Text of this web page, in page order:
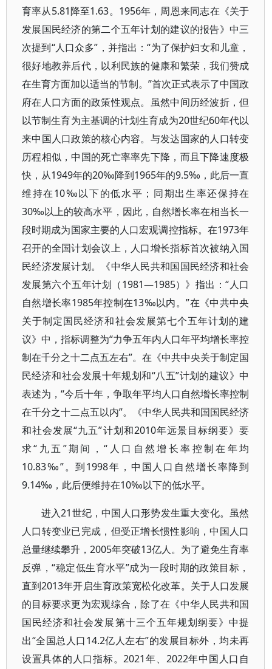
育率从5.81降至1.63。1956年，周恩来同志在《关于
发展国民经济的第二个五年计划的建议的报告》中三
次提到“人口众多”，并指出：“为了保护妇女和儿童，
很好地教养后代，以利民族的健康和繁荣，我们赞成
在生育方面加以适当的节制。”首次正式表示了中国政
府在人口方面的政策性观点。虽然中间历经波折，但
以节制生育为主基调的计划生育成为20世纪60年代以
来中国人口政策的核心内容。与发达国家的人口转变
历程相似，中国的死亡率率先下降，而且下降速度极
快，从1949年的20‰降到1965年的9.5‰，此后一直
维持在10‰以下的低水平；同期出生率还保持在
30‰以上的较高水平，因此，自然增长率在相当长一
段时期成为国家主要的人口宏观调控指标。在1973年
召开的全国计划会议上，人口增长指标首次被纳入国
民经济发展计划。《中华人民共和国国民经济和社会
发展第六个五年计划（1981—1985）》指出：“人口
自然增长率1985年控制在13‰以内。”在《中共中央
关于制定国民经济和社会发展第七个五年计划的建
议》中，指标调整为“力争五年内人口年平均增长率控
制在千分之十二点五左右”。在《中共中央关于制定国
民经济和社会发展十年规划和“八五”计划的建议》中
表述为，“今后十年，争取年平均人口自然增长率控制
在千分之十二点五以内”。《中华人民共和国国民经济
和社会发展“九五”计划和2010年远景目标纲要》要
求“九五”期间，“人口自然增长率控制在年均
10.83‰”。到1998年，中国人口自然增长率降到
9.14‰，此后便维持在10‰以下的低水平。
进入21世纪，中国人口形势发生重大变化。虽然
人口转变业已完成，但受正增长惯性影响，中国人口
总量继续攀升，2005年突破13亿人。为了避免生育率
反弹，“稳定低生育水平”成为一段时期的政策目标，
直到2013年开启生育政策宽松化改革。关于人口发展
的目标要求更为宏观综合，除了在《中华人民共和国
国民经济和社会发展第十三个五年规划纲要》中提
出“全国总人口14.2亿人左右”的发展目标外，均未再
设置具体的人口指标。2021年、2022年中国人口自